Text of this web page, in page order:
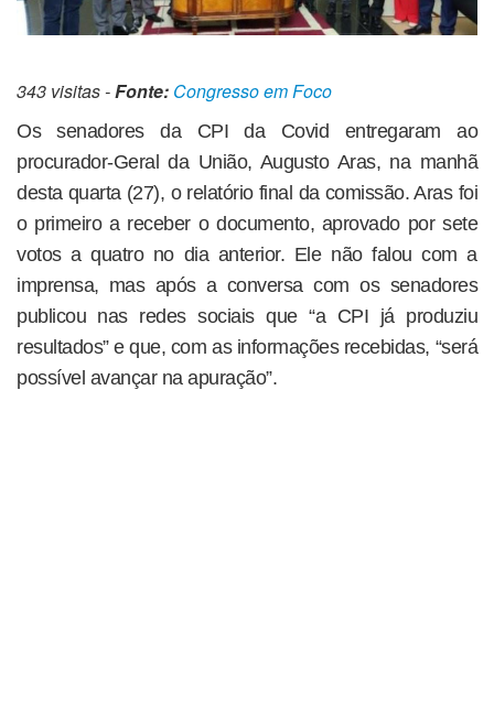
343 visitas -Fonte: Congresso em Foco
Os senadores da CPI da Covid entregaram ao
procurador-Geral da União, Augusto Aras, na manhã
desta quarta (27), o relatório final da comissão. Aras foi
o primeiro a receber o documento, aprovado por sete
votos a quatro no dia anterior. Ele não falou com a
imprensa, mas após a conversa com os senadores
publicou nas redes sociais que “a CPI já produziu
resultados” e que, com as informações recebidas, “será
possível avançar na apuração”.